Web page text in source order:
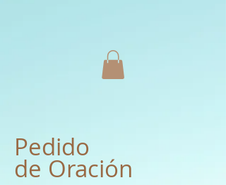
Pedido
de Oración